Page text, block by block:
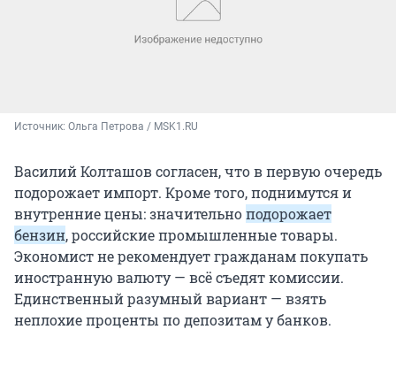
Источник: Ольга Петрова / MSK1.RU
Василий Колташов согласен, что в первую очередь
подорожает импорт. Кроме того, поднимутся и
внутренние цены: значительноподорожает
бензин, российские промышленные товары.
Экономист не рекомендует гражданам покупать
иностранную валюту — всё съедят комиссии.
Единственный разумный вариант — взять
неплохие проценты по депозитам у банков.